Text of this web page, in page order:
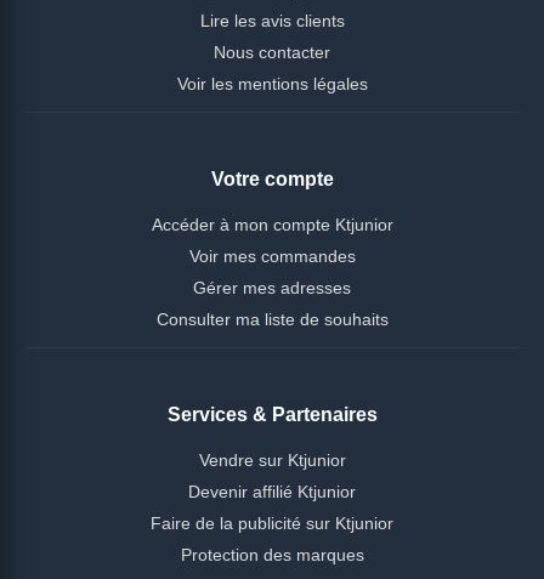
Lire les avis clients
Nous contacter
Voir les mentions légales
Votre compte
Accéder à mon compte Ktjunior
Voir mes commandes
Gérer mes adresses
Consulter ma liste de souhaits
Services & Partenaires
Vendre sur Ktjunior
Devenir affilié Ktjunior
Faire de la publicité sur Ktjunior
Protection des marques